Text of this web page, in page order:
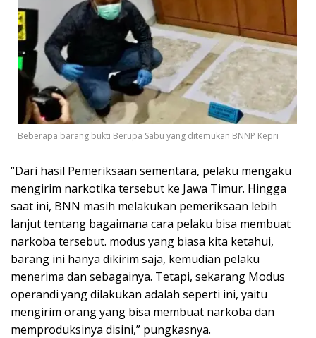
Beberapa barang bukti Berupa Sabu yang ditemukan BNNP Kepri
“Dari hasil Pemeriksaan sementara, pelaku mengaku
mengirim narkotika tersebut ke Jawa Timur. Hingga
saat ini, BNN masih melakukan pemeriksaan lebih
lanjut tentang bagaimana cara pelaku bisa membuat
narkoba tersebut. modus yang biasa kita ketahui,
barang ini hanya dikirim saja, kemudian pelaku
menerima dan sebagainya. Tetapi, sekarang Modus
operandi yang dilakukan adalah seperti ini, yaitu
mengirim orang yang bisa membuat narkoba dan
memproduksinya disini,” pungkasnya.